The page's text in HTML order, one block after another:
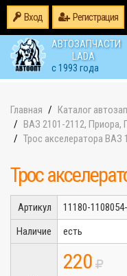
Вход Регистрация
АВТОЗАПЧАСТИ
LADA
с 1993 года
Главная
Каталог
ВАЗ 2101-2112, Приора,
Трос акселератора ВАЗ
Трос
Артикул
11180-
Наличие
есть
220